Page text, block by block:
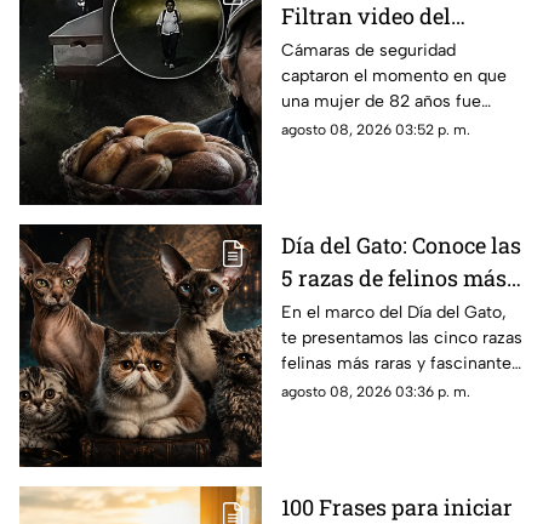
Filtran video del
asesinato de abuelita
vendedora de cemitas
en Puebla: le robaron
unos pesos
Cámaras de seguridad
captaron el momento en que
una mujer de 82 años fue
asesinada al regresar de
agosto 08, 2026 03:52 p. m.
Día del Gato: Conoce las
5 razas de felinos más
raras del mundo
En el marco del Día del Gato,
te presentamos las cinco razas
felinas más raras y fascinantes
del planeta por sus singulares
agosto 08, 2026 03:36 p. m.
100 Frases para iniciar